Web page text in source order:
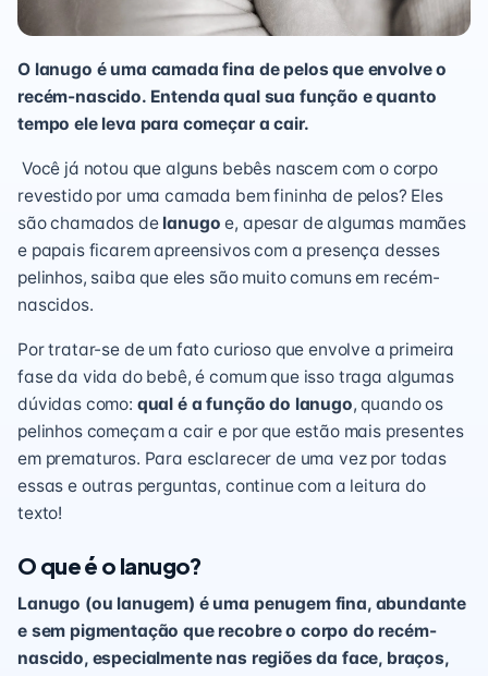
O lanugo é uma camada fina de pelos que envolve o
recém-nascido. Entenda qual sua função e quanto
tempo ele leva para começar a cair.
Você já notou que alguns bebês nascem com o corpo
revestido por uma camada bem fininha de pelos? Eles
são chamados de lanugo e, apesar de algumas mamães
e papais ficarem apreensivos com a presença desses
pelinhos, saiba que eles são muito comuns em recém-
nascidos.
Por tratar-se de um fato curioso que envolve a primeira
fase da vida do bebê, é comum que isso traga algumas
dúvidas como: qual é a função do lanugo, quando os
pelinhos começam a cair e por que estão mais presentes
em prematuros. Para esclarecer de uma vez por todas
essas e outras perguntas, continue com a leitura do
texto!
O que é o lanugo?
Lanugo (ou lanugem) é uma penugem fina, abundante
e sem pigmentação que recobre o corpo do recém-
nascido, especialmente nas regiões da face, braços,